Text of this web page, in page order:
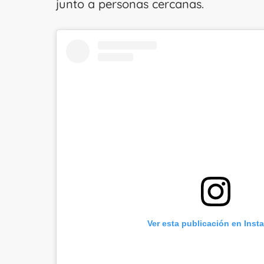
junto a personas cercanas.
Ver esta publicación en